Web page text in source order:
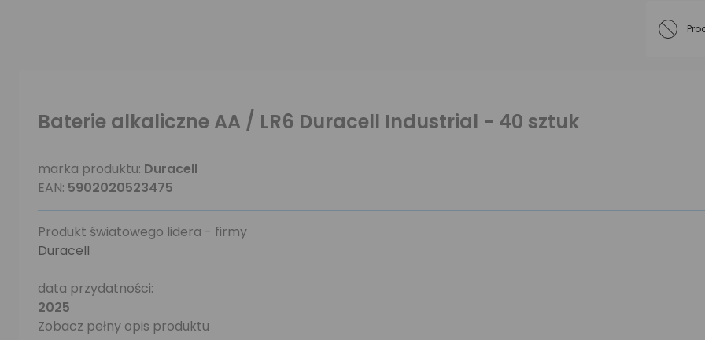
Baterie alkaliczne AA / LR6 Duracell Industrial - 40 sztuk
marka produktu: Duracell
EAN: 5902020523475
Produkt światowego lidera - firmy
Duracell
data przydatności:
2025
Zobacz pełny opis produktu